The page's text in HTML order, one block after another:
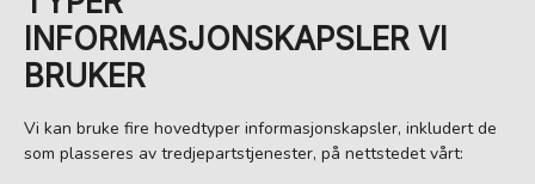
INFORMASJONSKAPSLER VI
BRUKER
Vi kan bruke fire hovedtyper informasjonskapsler, inkludert de
som plasseres av tredjepartstjenester, på nettstedet vårt: